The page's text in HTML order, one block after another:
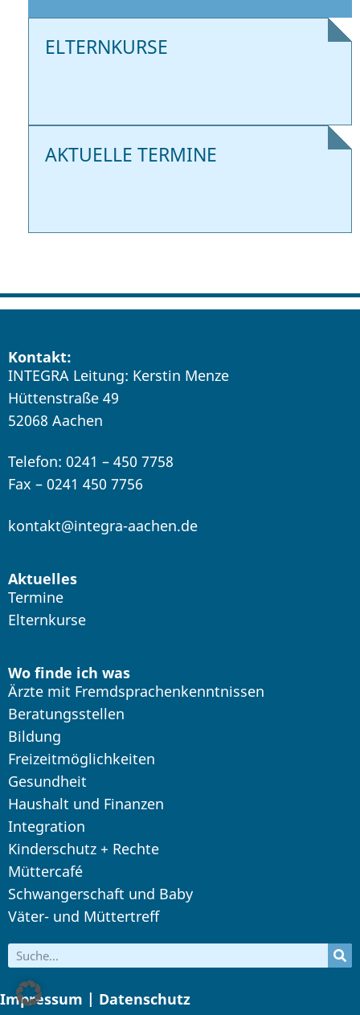
ELTERNKURSE
AKTUELLE TERMINE
Kontakt:
INTEGRA Leitung: Kerstin Menze
Hüttenstraße 49
52068 Aachen
Telefon: 0241 – 450 7758
Fax – 0241 450 7756
kontakt@integra-aachen.de
Aktuelles
Termine
Elternkurse
Wo finde ich was
Ärzte mit Fremdsprachenkenntnissen
Beratungsstellen
Bildung
Freizeitmöglichkeiten
Gesundheit
Haushalt und Finanzen
Integration
Kinderschutz + Rechte
Müttercafé
Schwangerschaft und Baby
Väter- und Müttertreff
Impressum | Datenschutz